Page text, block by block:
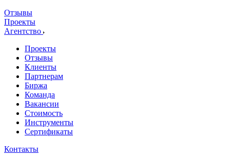
Отзывы
Проекты
Агентство
Проекты
Отзывы
Клиенты
Партнерам
Биржа
Команда
Вакансии
Стоимость
Инструменты
Сертификаты
Контакты